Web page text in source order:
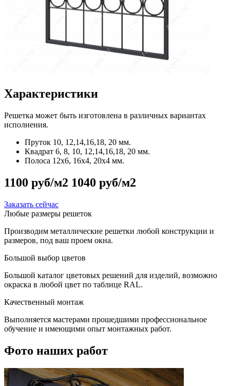
Характеристики
Решетка может быть изготовлена в различных вариантах
исполнения.
Пруток 10, 12,14,16,18, 20 мм.
Квадрат 6, 8, 10, 12,14,16,18, 20 мм.
Полоса 12x6, 16x4, 20x4 мм.
1100 руб/м2 1040 руб/м2
Заказать сейчас
Любые размеры решеток
Производим металлические решетки любой конструкции и
размеров, под ваш проем окна.
Большой выбор цветов
Большой каталог цветовых решений для изделий, возможно
окраска в любой цвет по таблице RAL.
Качественный монтаж
Выполняется мастерами прошедшими профессиональное
обучение и имеющими опыт монтажных работ.
Фото наших работ